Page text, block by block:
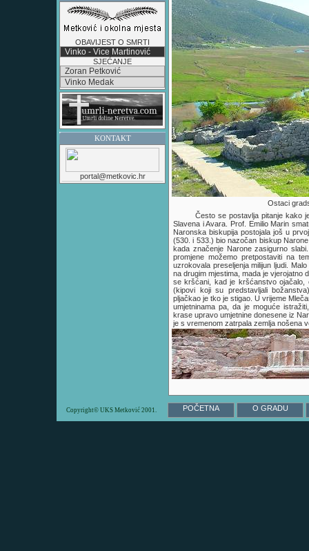
OBAVIJEST O SMRTI
Vinko - Vice Martinović
SJEĆANJE
Zoran Petković
Vinko Medak
KONTAKT
portal@metkovic.hr
Ostaci
Često se postavlja pitanje kako
Slavena i Avara. Prof. Emilio Marin
Naronska biskupija postojala još u
(530. i 533.) bio nazočan biskup
kada značenje Narone zasigurno
promjene možemo pretpostaviti na
uzrokovala preseljenja milijun ljudi.
na drugim mjestima, mada je vjerojatno
se kršćani, kad je kršćanstvo ojačalo,
(kipovi koji su predstavljali
pljačkao je tko je stigao. U vrijeme
umjetninama pa, da je moguće
krase upravo umjetnine donesene iz
je s vremenom zatrpala zemlja nošena
Copyright© UKS Metković 2001. POČETNA O GRADU